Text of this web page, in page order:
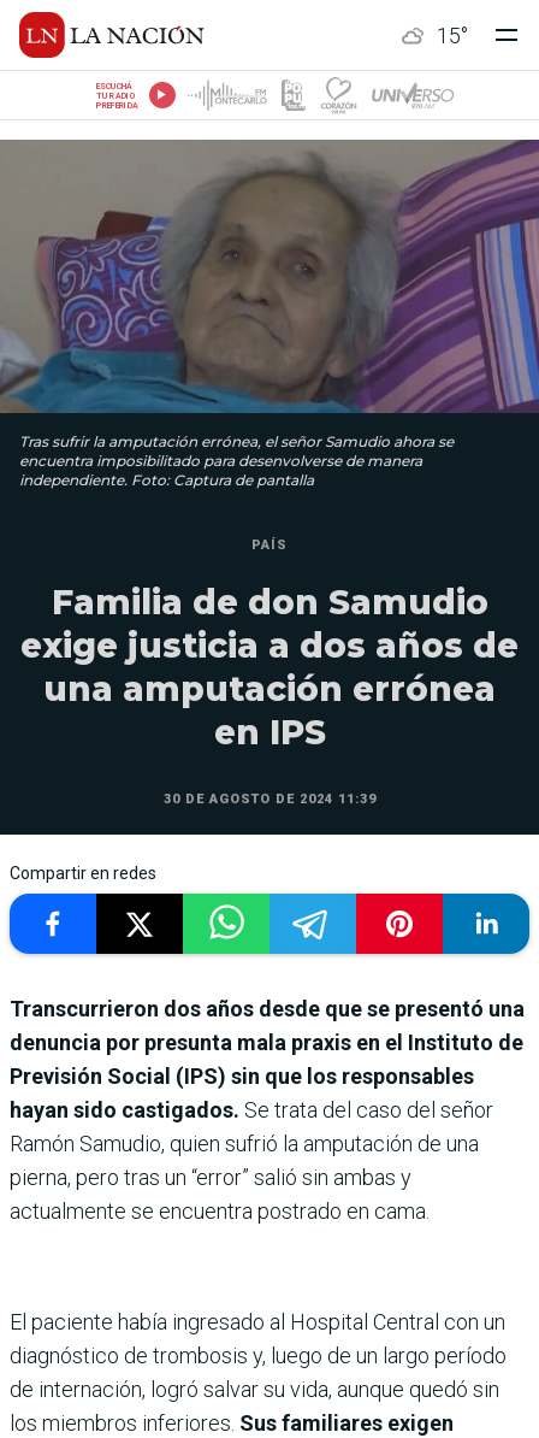
15°
ESCUCHÁ
TU RADIO
PREFERIDA
Tras sufrir la amputación errónea, el señor Samudio ahora se
encuentra imposibilitado para desenvolverse de manera
independiente. Foto: Captura de pantalla
PAÍS
Familia de don Samudio
exige justicia a dos años de
una amputación errónea
en IPS
30 DE AGOSTO DE 2024 11:39
Compartir en redes
Transcurrieron dos años desde que se presentó una
denuncia por presunta mala praxis en el Instituto de
Previsión Social (IPS) sin que los responsables
hayan sido castigados. Se trata del caso del señor
Ramón Samudio, quien sufrió la amputación de una
pierna, pero tras un “error” salió sin ambas y
actualmente se encuentra postrado en cama.
El paciente había ingresado al Hospital Central con un
diagnóstico de trombosis y, luego de un largo período
de internación, logró salvar su vida, aunque quedó sin
los miembros inferiores. Sus familiares exigen